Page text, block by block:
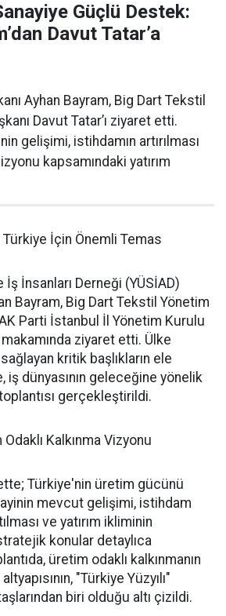
Güçlü Destek:
Davut Tatar’a
Ayhan Bayram, Big Dart Tekstil
Davut Tatar’ı ziyaret etti.
gelişimi, istihdamın artırılması
kapsamındaki yatırım
Türkiye İçin Önemli Temas
İş İnsanları Derneği (YÜSİAD)
Bayram, Big Dart Tekstil Yönetim
Parti İstanbul İl Yönetim Kurulu
makamında ziyaret etti. Ülke
kritik başlıkların ele
iş dünyasının geleceğine yönelik
gerçekleştirildi.
Kalkınma Vizyonu
Türkiye'nin üretim gücünü
mevcut gelişimi, istihdam
ve yatırım ikliminin
konular detaylıca
üretim odaklı kalkınmanın
"Türkiye Yüzyılı"
biri olduğu altı çizildi.